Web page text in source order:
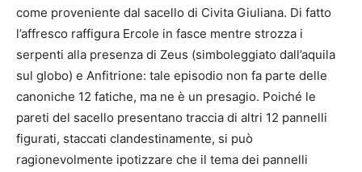
come proveniente dal sacello di Civita Giuliana. Di fatto
l’affresco raffigura Ercole in fasce mentre strozza i
serpenti alla presenza di Zeus (simboleggiato dall’aquila
sul globo) e Anfitrione: tale episodio non fa parte delle
canoniche 12 fatiche, ma ne è un presagio. Poiché le
pareti del sacello presentano traccia di altri 12 pannelli
figurati, staccati clandestinamente, si può
ragionevolmente ipotizzare che il tema dei pannelli